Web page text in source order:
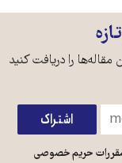
مقاله‌ها را دریافت کنید
حریم خصوصی